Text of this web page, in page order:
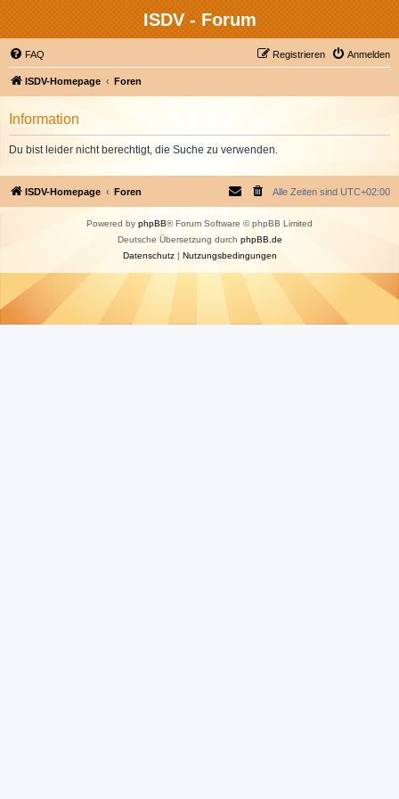
ISDV - Forum
FAQ Anmelden
Registrieren
ISDV-Homepage Foren
Information
Du bist leider nicht berechtigt, die Suche zu verwenden.
ISDV-Homepage Foren Alle Zeiten sind UTC+02:00
Powered by phpBB® Forum Software © phpBB Limited
Deutsche Übersetzung durch phpBB.de
Datenschutz| Nutzungsbedingungen